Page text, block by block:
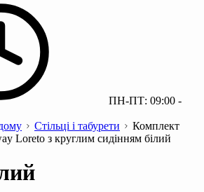
ПН-ПТ: 09:00 -
Стільці і табурети
Комплект
Loreto з круглим сидінням білий